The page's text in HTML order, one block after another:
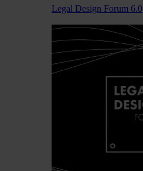
Legal Design Forum 6.0